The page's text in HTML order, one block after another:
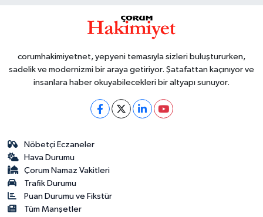
corumhakimiyetnet, yepyeni temasıyla sizleri buluştururken,
sadelik ve modernizmi bir araya getiriyor. Şatafattan kaçınıyor ve
insanlara haber okuyabilecekleri bir altyapı sunuyor.
Nöbetçi Eczaneler
Hava Durumu
Çorum Namaz Vakitleri
Trafik Durumu
Puan Durumu ve Fikstür
Tüm Manşetler